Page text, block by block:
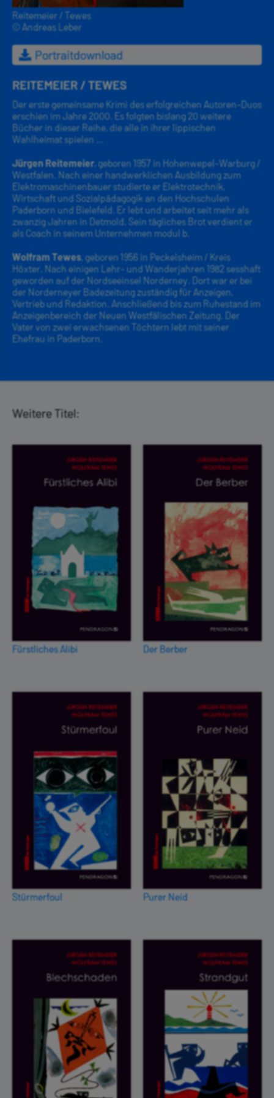
Reitemeier / Tewes
© Andreas Leber
Portraitdownload
REITEMEIER / TEWES
Der erste gemeinsame Krimi des erfolgreichen Autoren-Duos
erschien im Jahre 2000. Es folgten bislang 20 weitere
Bücher in dieser Reihe, die alle in ihrer lippischen
Wahlheimat spielen ...
Jürgen Reitemeier , geboren 1957 in Hohenwepel-Warburg /
Westfalen. Nach einer handwerklichen Ausbildung zum
Elektromaschinenbauer studierte er Elektrotechnik,
Wirtschaft und Sozialpädagogik an den Hochschulen
Paderborn und Bielefeld. Er lebt und arbeitet seit mehr als
zwanzig Jahren in Detmold. Sein tägliches Brot verdient er
als Coach in seinem Unternehmen modul b.
Wolfram Tewes , geboren 1956 in Peckelsheim / Kreis
Höxter. Nach einigen Lehr- und Wanderjahren 1982 sesshaft
geworden auf der Nordseeinsel Norderney. Dort war er bei
der Norderneyer Badezeitung zuständig für Anzeigen,
Vertrieb und Redaktion. Anschließend bis zum Ruhestand im
Anzeigenbereich der Neuen Westfälischen Zeitung. Der
Vater von zwei erwachsenen Töchtern lebt mit seiner
Ehefrau in Paderborn.
Weitere Titel:
Fürstliches Alibi Der Berber
Stürmerfoul Purer Neid